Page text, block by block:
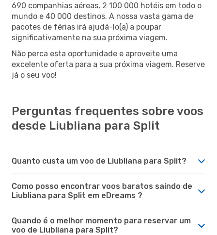
690 companhias aéreas, 2 100 000 hotéis em todo o
mundo e 40 000 destinos. A nossa vasta gama de
pacotes de férias irá ajudá-lo(a) a poupar
significativamente na sua próxima viagem.
Não perca esta oportunidade e aproveite uma
excelente oferta para a sua próxima viagem. Reserve
já o seu voo!
Perguntas frequentes sobre voos
desde Liubliana para Split
Quanto custa um voo de Liubliana para Split?
Como posso encontrar voos baratos saindo de
Liubliana para Split em eDreams ?
Quando é o melhor momento para reservar um
voo de Liubliana para Split?